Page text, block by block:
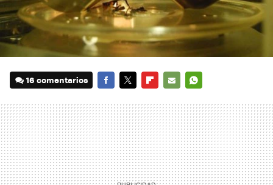
16 comentarios
MAIL